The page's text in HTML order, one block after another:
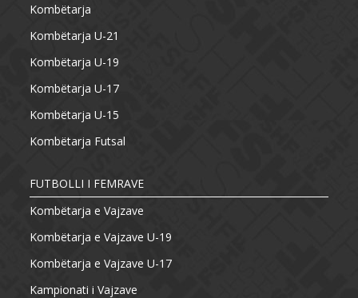
Kombëtarja
Kombëtarja U-21
Kombëtarja U-19
Kombëtarja U-17
Kombëtarja U-15
Kombëtarja Futsal
FUTBOLLI I FEMRAVE
Kombëtarja e Vajzave
Kombëtarja e Vajzave U-19
Kombëtarja e Vajzave U-17
Kampionati i Vajzave